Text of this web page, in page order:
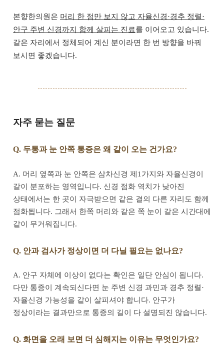
본향한의원은 머리 한 점만 보지 않고 자율신경·경추 정렬·
안구 주변 신경까지 함께 살피는 진료를 이어오고 있습니다.
같은 자리에서 정체되어 계신 분이라면 한 번 방향을 바꿔
보시면 좋겠습니다.
자주 묻는 질문
Q. 두통과 눈 안쪽 통증은 왜 같이 오는 건가요?
A. 머리 옆쪽과 눈 안쪽은 삼차신경 제1가지와 자율신경이
같이 분포하는 영역입니다. 신경 점화 역치가 낮아진
상태에서는 한 곳이 자극받으면 같은 결의 다른 자리도 함께
점화됩니다. 그래서 한쪽 머리와 같은 쪽 눈이 같은 시간대에
같이 무거워집니다.
Q. 안과 검사가 정상이면 더 다닐 필요는 없나요?
A. 안구 자체에 이상이 없다는 확인은 일단 안심이 됩니다.
다만 통증이 계속되신다면 눈 주변 신경 과민과 경추 정렬·
자율신경 가능성을 같이 살피셔야 합니다. 안구가
정상이라는 결과만으로 통증의 길이 다 설명되진 않습니다.
Q. 화면을 오래 보면 더 심해지는 이유는 무엇인가요?